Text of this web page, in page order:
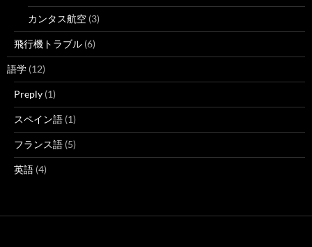
カンタス航空 (3)
飛行機トラブル (6)
語学 (12)
Preply (1)
スペイン語 (1)
フランス語 (5)
英語 (4)